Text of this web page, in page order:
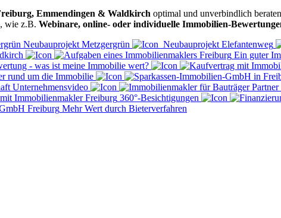
Emmendingen & Waldkirch optimal und unverbindlich
wie z.B. Webinare, online- oder individuelle Immobilien-
Neubauprojekt Metzgergrün Neubauprojekt Elefantenweg
Ein guter
- was ist meine Immobilie wert?
rund um die Immobilie
Unternehmensvideo
360°-Besichtigungen
Mehr Wert durch Bieterverfahren